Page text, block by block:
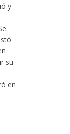
y
su
en